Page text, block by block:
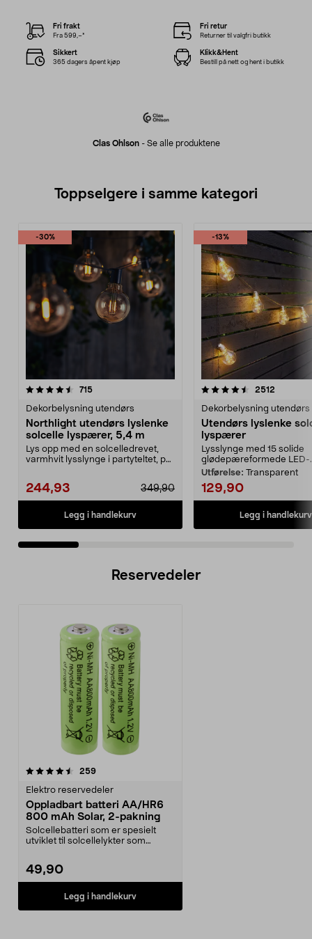
Clas Ohlson- Se alle produktene
Fri frakt
Fra 599,–*
Fri retur
Returner til valgfri butikk
Sikkert
365 dagers åpent kjøp
Klikk&Hent
Bestill på nett og hent i butikk
Toppselgere i samme kategori
-30%
715anmeldelser
Dekorbelysning utendørs
Northlight utendørs lyslenke
solcelle lyspærer, 5,4 m
Lys opp med en solcelledrevet,
varmhvit lysslynge i partyteltet, på
244,93 349,90
Legg i handlekurv
-13%
4.5 av 5 stjerner 2512
Dekorbelysning utendørs
Utendørs lyslenke
lyspærer
Lysslynge med 15 solide
glødepæreformede LED-
Utførelse: Transparent
129,90
Legg i handlekurv
4.5 av 5 stjerner
Reservedeler
259anmeldelser
Elektro reservedeler
Oppladbart batteri AA/HR6
800 mAh Solar, 2-pakning
Solcellebatteri som er spesielt
utviklet til solcellelykter som
49,90
Legg i handlekurv